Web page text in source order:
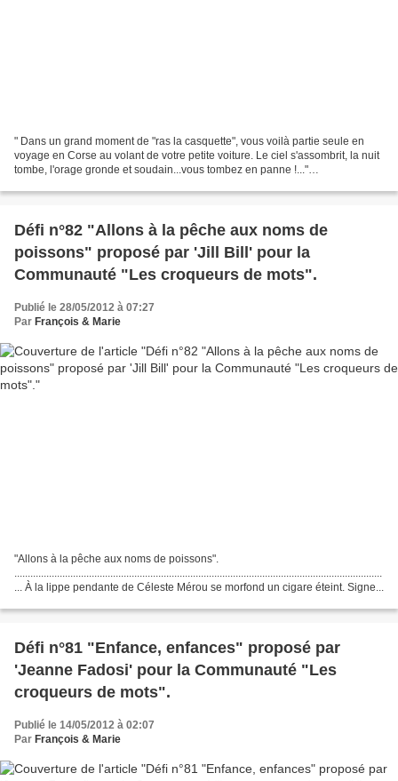
" Dans un grand moment de "ras la casquette", vous voilà partie seule en
voyage en Corse au volant de votre petite voiture. Le ciel s'assombrit, la nuit
tombe, l'orage gronde et soudain...vous tombez en panne !..."
...
Défi n°82 "Allons à la pêche aux noms de
poissons" proposé par 'Jill Bill' pour la
Communauté "Les croqueurs de mots".
Publié le 28/05/2012 à 07:27
Par François & Marie
"Allons à la pêche aux noms de poissons".
..........................................................................................................................................
... À la lippe pendante de Céleste Mérou se morfond un cigare éteint. Signe...
Défi n°81 "Enfance, enfances" proposé par
'Jeanne Fadosi' pour la Communauté "Les
croqueurs de mots".
Publié le 14/05/2012 à 02:07
Par François & Marie